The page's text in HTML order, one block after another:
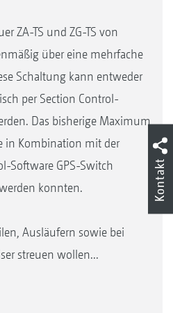
ZA-TS und ZG-TS von
über eine mehrfache
Schaltung kann entweder
per Section Control-
Das bisherige Maximum
in Kombination mit der
Software GPS-Switch
konnten.
Ausläufern sowie bei
streuen wollen...
Kontakt